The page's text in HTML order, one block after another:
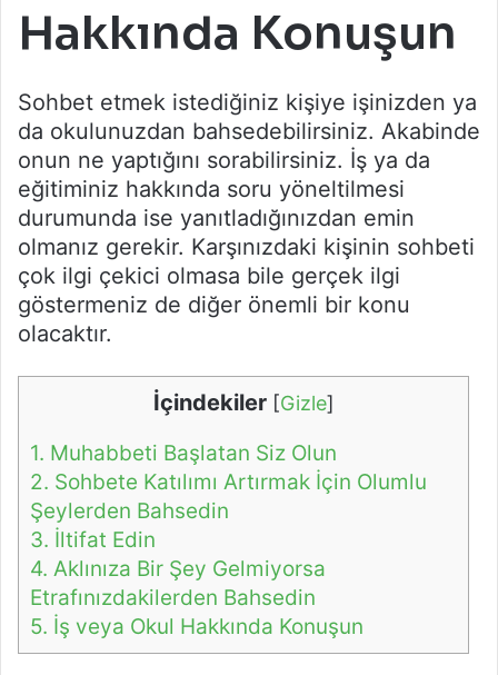
Hakkında Konuşun
Sohbet etmek istediğiniz kişiye işinizden ya
da okulunuzdan bahsedebilirsiniz. Akabinde
onun ne yaptığını sorabilirsiniz. İş ya da
eğitiminiz hakkında soru yöneltilmesi
durumunda ise yanıtladığınızdan emin
olmanız gerekir. Karşınızdaki kişinin sohbeti
çok ilgi çekici olmasa bile gerçek ilgi
göstermeniz de diğer önemli bir konu
olacaktır.
İçindekiler [Gizle]
1. Muhabbeti Başlatan Siz Olun
2. Sohbete Katılımı Artırmak İçin Olumlu
Şeylerden Bahsedin
3. İltifat Edin
4. Aklınıza Bir Şey Gelmiyorsa
Etrafınızdakilerden Bahsedin
5. İş veya Okul Hakkında Konuşun